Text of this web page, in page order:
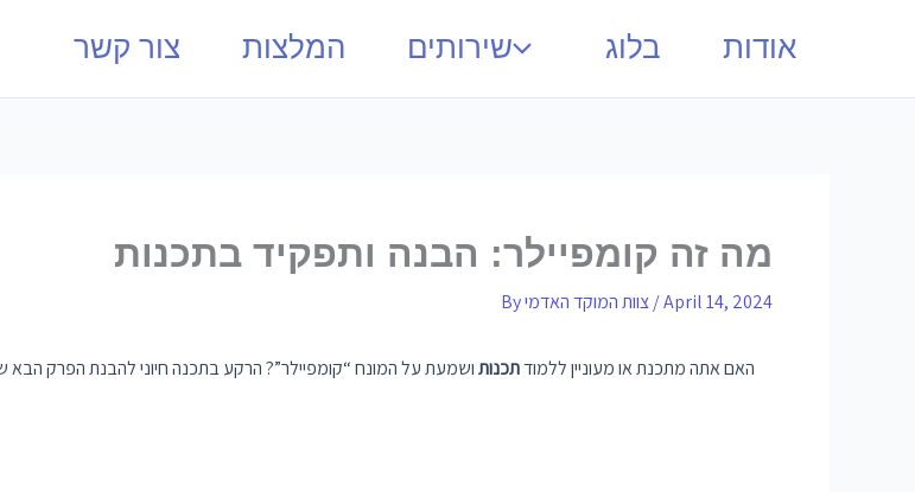
צור קשר המלצות שירותים בלוג אודות
מה זה קומפיילר: הבנה ותפקיד בתכנות
By /April 14, 2024
האם אתה מתכנת או מעוניין ללמודתכנותושמעת על המונח “קומפיילר”? הרקע בתכנה חיוני להבנת הפרק